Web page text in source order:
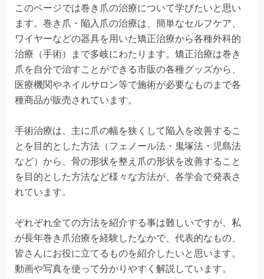
このページでは巻き爪の治療について学びたいと思い
ます。巻き爪・陥入爪の治療は、簡単なセルフケア、
ワイヤーなどの器具を用いた矯正治療から各種外科的
治療（手術）まで多岐にわたります。矯正治療は巻き
爪を自分で治すことができる市販の各種グッズから、
医療機関やネイルサロン等で施術が必要なものまで各
種商品が販売されています。
手術治療は、主に爪の幅を狭くして陥入を改善するこ
とを目的とした方法（フェノール法・鬼塚法・児島法
など）から、骨の形状を整え爪の形状を改善すること
を目的とした方法など様々な方法が、各学会で発表さ
れています。
ぞれぞれ全ての方法を紹介する事は難しいですが、私
が長年巻き爪治療を経験したなかで、代表的なもの、
皆さんにお役に立てるものを紹介したいと思います。
動画や写真を使って分かりやすく解説しています。